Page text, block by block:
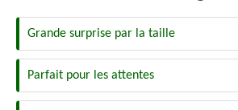
Grande surprise par la taille
Parfait pour les attentes